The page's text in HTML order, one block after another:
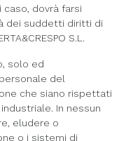
caso, dovrà farsi
dei suddetti diritti di
S.L.
solo ed
del
che siano rispettati
In nessun
eludere o
o i sistemi di